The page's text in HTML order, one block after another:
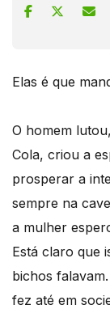
Elas é que
O homem
Cola, criou a
prosperar a
sempre na
a mulher
Está claro que
bichos
fez até em